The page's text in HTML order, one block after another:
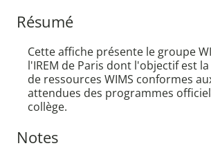
Résumé
Cette affiche présente le groupe
l'IREM de Paris dont l'objectif est
de ressources WIMS conformes
attendues des programmes
collège.
Notes